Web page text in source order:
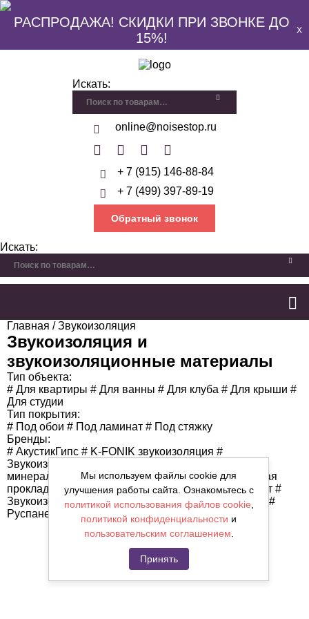
РАСПРОДАЖА! СКИДКИ ПРИ ЗВОНКЕ ДО
15%!
X
Искать:
online@noisestop.ru
+ 7 (915) 146-88-84
+ 7 (499) 397-89-19
Обратный звонок
Искать:
Главная / Звукоизоляция
Звукоизоляция и
звукоизоляционные материалы
Тип объекта:
# Для квартиры # Для ванны # Для клуба # Для крыши #
Для студии
Тип покрытия:
# Под обои # Под ламинат # Под стяжку
Бренды:
# АкустикГипс # K-FONIK звукоизоляция #
Звукоизоляция Steico
минеральная плита#Вибростек звукоизоляционная
прокладка
#Виброподвесы Сонокреп #Шумопласт #
Звукоизоляционные материалы Isoplaat (Изоплат)
#
Руспанель звукоизоляция
Мы используем файлы cookie для
улучшения работы сайта. Ознакомьтесь с
политикой использования файлов cookie
политикой конфиденциальности и
пользовательским соглашением
Принять